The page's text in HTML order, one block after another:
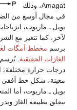
Amagat، وذلك
في مجال أوسع من
بويل ـ ماريوت،
لآخر، كما تتغير مع
برسم مخطط أمگات
الغازات الحقيقية
بويل ـ ماريوت، أما
تتعلق بطبيعة الغاز